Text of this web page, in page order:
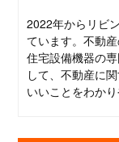
2022年からリビ
ています。不動
住宅設備機器の
して、不動産に
いいことをわか